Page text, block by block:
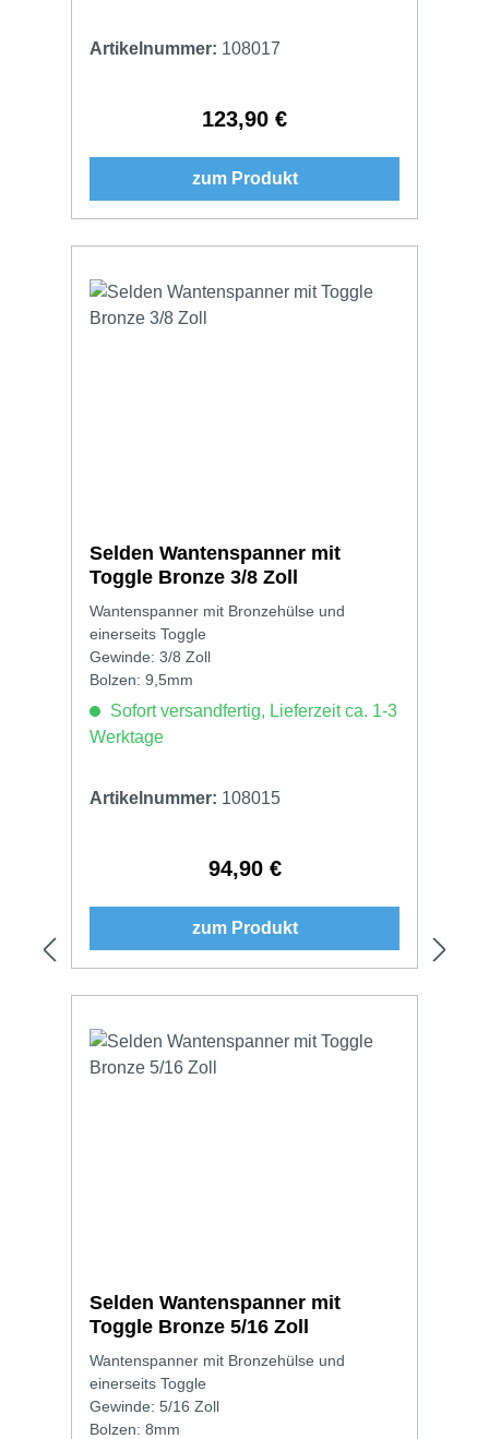
Artikelnummer: 108017
Regulärer Preis:
123,90 €
zum Produkt
Selden Wantenspanner mit
Toggle Bronze 3/8 Zoll
Wantenspanner mit Bronzehülse und
einerseits Toggle
Gewinde: 3/8 Zoll
Bolzen: 9,5mm
Sofort versandfertig, Lieferzeit ca. 1-3
Werktage
Artikelnummer: 108015
Regulärer Preis:
94,90 €
zum Produkt
Selden Wantenspanner mit
Toggle Bronze 5/16 Zoll
Wantenspanner mit Bronzehülse und
einerseits Toggle
Gewinde: 5/16 Zoll
Bolzen: 8mm